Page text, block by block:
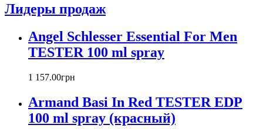
Azzaro
Baldinini
Banana Republic
Betty Barclay
Bill Blass
Biotherm
Blumarine
Лидеры продаж
Angel Schlesser Essential For Men
TESTER 100 ml spray
1 157.00грн
Armand Basi In Red TESTER EDP
100 ml spray (красный)